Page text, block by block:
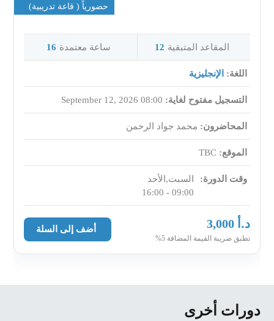
Explore ethical budgeting and accounting
Lesson 3: Financial Reporting
Accurate information is the foundation of managerial
decisions. Therefore, the real estate manager must be
aware of the different criteria that apply to various
financial reports.
In this lesson, you will learn how to:
-
Interpret common reports shared with ownership
Lesson 4: Budget Elements and Cash Flow
communicate to ownership.
حضورياً ( قاعة تدريبية)
المقاعد المتبقية 12 ساعة معتمدة 16
اللغة: الإنجليزية
التسجيل مفتوح لغاية: September 12, 2026 08:00
المحاضرون: محمد جواد الرحمن
الموقع: TBC
وقت الدورة:
السبت,الأحد
09:00 - 16:00
د.أ 3,000
تطبق ضريبة القيمة المضافة 5%
أضف إلى السلة
دورات أخرى